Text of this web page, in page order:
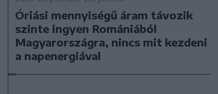
Óriási mennyiségű áram távozik
szinte ingyen Romániából
Magyarországra, nincs mit kezdeni
a napenergiával